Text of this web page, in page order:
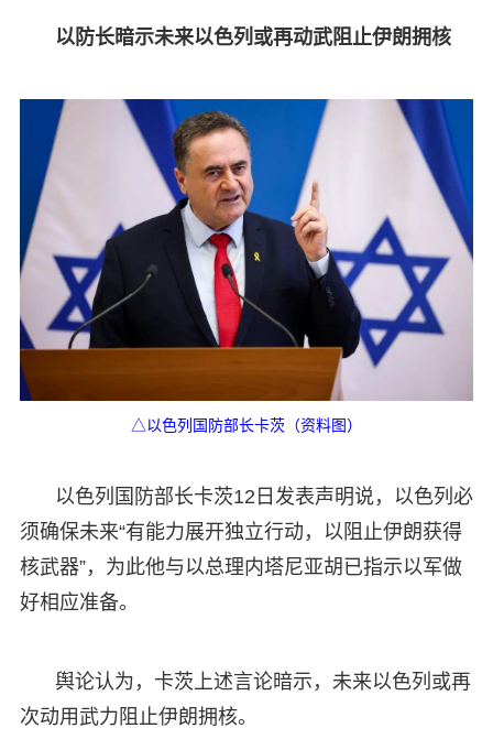
以防长暗示未来以色列或再动武阻止伊朗拥核
△以色列国防部长卡茨（资料图）
以色列国防部长卡茨12日发表声明说，以色列必
须确保未来“有能力展开独立行动，以阻止伊朗获得
核武器”，为此他与以总理内塔尼亚胡已指示以军做
好相应准备。
舆论认为，卡茨上述言论暗示，未来以色列或再
次动用武力阻止伊朗拥核。